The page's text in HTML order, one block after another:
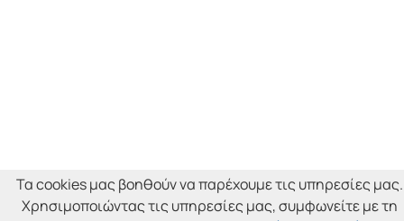
Τα cookies μας βοηθούν να παρέχουμε τις υπηρεσίες μας.
Χρησιμοποιώντας τις υπηρεσίες μας, συμφωνείτε με τη